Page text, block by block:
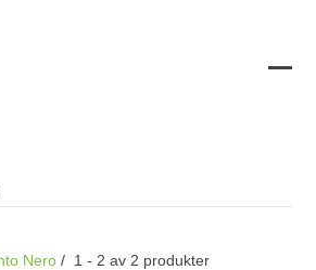
Nero 1 - 2 av 2 produkter